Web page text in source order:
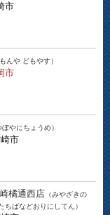
市
んや どもやす）
市
ぼやにちょうめ）
市
橘通西店 （みやざきの
ばなどおりにしてん）